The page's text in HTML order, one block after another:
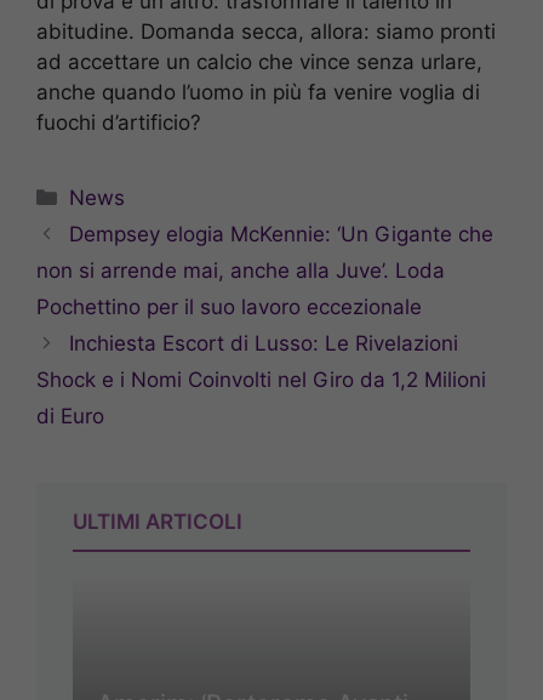
abitudine. Domanda secca, allora: siamo pronti
ad accettare un calcio che vince senza urlare,
anche quando l’uomo in più fa venire voglia di
fuochi d’artificio?
Categorie
News
Dempsey elogia McKennie: ‘Un Gigante che
non si arrende mai, anche alla Juve’. Loda
Pochettino per il suo lavoro eccezionale
Inchiesta Escort di Lusso: Le Rivelazioni
Shock e i Nomi Coinvolti nel Giro da 1,2 Milioni
di Euro
ULTIMI ARTICOLI